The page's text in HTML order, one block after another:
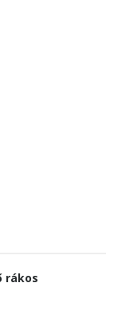
rákos